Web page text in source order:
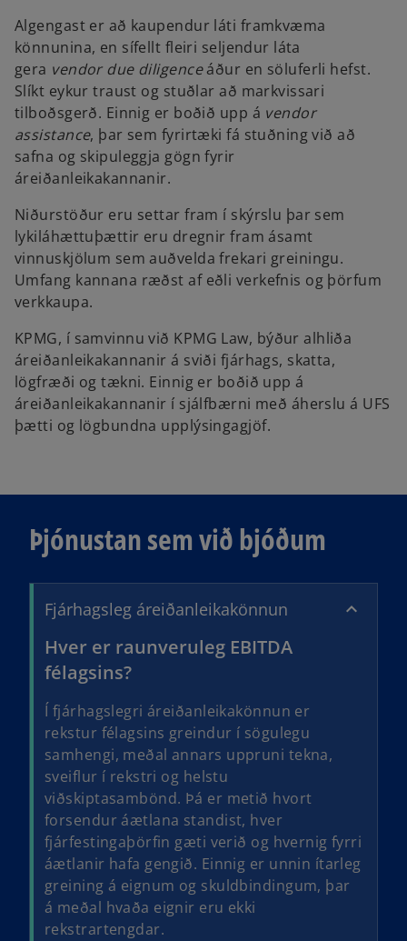
Algengast er að kaupendur láti framkvæma
könnunina, en sífellt fleiri seljendur láta
gera vendor due diligenceáður en söluferli hefst.
Slíkt eykur traust og stuðlar að markvissari
tilboðsgerð. Einnig er boðið upp á vendor
assistance, þar sem fyrirtæki fá stuðning við að
safna og skipuleggja gögn fyrir
áreiðanleikakannanir.
Niðurstöður eru settar fram í skýrslu þar sem
lykiláhættuþættir eru dregnir fram ásamt
vinnuskjölum sem auðvelda frekari greiningu.
Umfang kannana ræðst af eðli verkefnis og þörfum
verkkaupa.
KPMG, í samvinnu við KPMG Law, býður alhliða
áreiðanleikakannanir á sviði fjárhags, skatta,
lögfræði og tækni. Einnig er boðið upp á
áreiðanleikakannanir í sjálfbærni með áherslu á UFS
þætti og lögbundna upplýsingagjöf.
Þjónustan sem við bjóðum
Fjárhagsleg áreiðanleikakönnun
Hver er raunveruleg EBITDA
félagsins?
Í fjárhagslegri áreiðanleikakönnun er
rekstur félagsins greindur í sögulegu
samhengi, meðal annars uppruni tekna,
sveiflur í rekstri og helstu
viðskiptasambönd. Þá er metið hvort
forsendur áætlana standist, hver
fjárfestingaþörfin gæti verið og hvernig fyrri
áætlanir hafa gengið. Einnig er unnin ítarleg
greining á eignum og skuldbindingum, þar
á meðal hvaða eignir eru ekki
rekstrartengdar.